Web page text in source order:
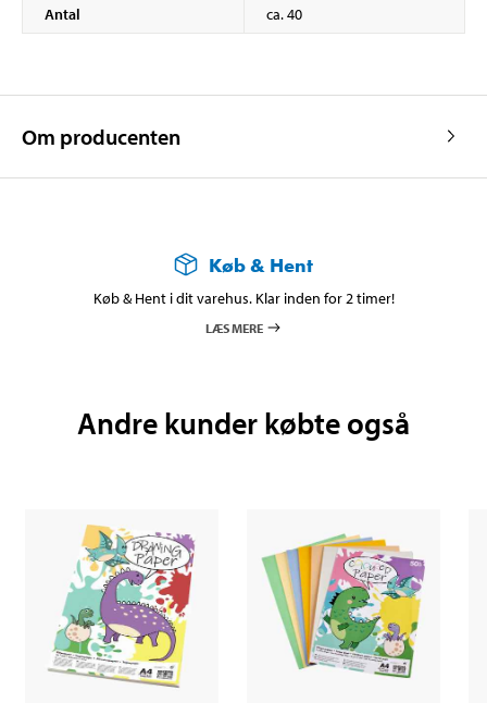
Antal
ca. 40
Om producenten
Køb & Hent
Køb & Hent i dit varehus. Klar inden for 2 timer!
LÆS MERE
Andre kunder købte også